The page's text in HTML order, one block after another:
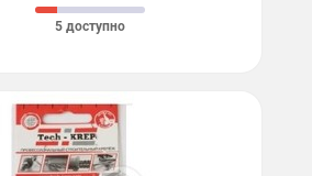
5 доступно